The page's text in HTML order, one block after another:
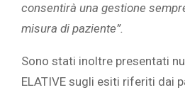
consentirà una gestione
misura di paziente”.
Sono stati inoltre presentati
ELATIVE sugli esiti riferiti dai